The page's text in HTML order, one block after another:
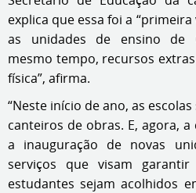
explica que essa foi a
as unidades de ensino de
mesmo tempo, recursos
física”, afirma.
“Neste início de ano, as
canteiros de obras. E, agora,
a inauguração de novas
serviços que visam
estudantes sejam acolhidos